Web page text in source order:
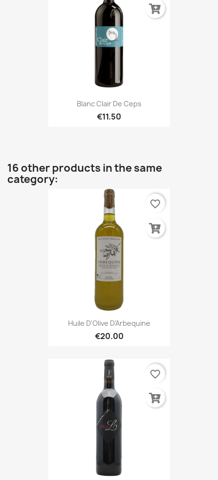
Blanc Clair De Ceps
€11.50
16 other products in the same
category:
Huile D'Olive D'Arbequine
€20.00
favorite_border
favorite_border